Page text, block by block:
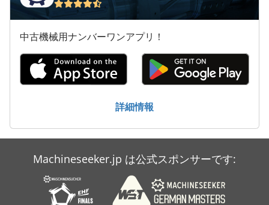
中古機械用ナンバーワンアプリ！
詳細情報
Machineseeker.jp は公式スポンサーです: